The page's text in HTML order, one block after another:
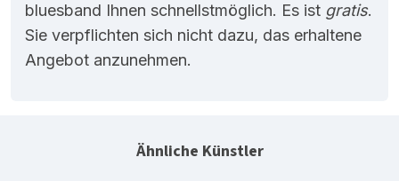
bluesband Ihnen schnellstmöglich. Es ist gratis.
Sie verpflichten sich nicht dazu, das erhaltene
Angebot anzunehmen.
Ähnliche Künstler